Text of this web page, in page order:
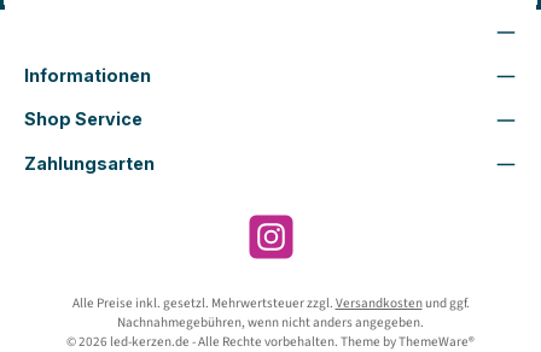
Informationen
Shop Service
Zahlungsarten
Instagram
Alle Preise inkl. gesetzl. Mehrwertsteuer zzgl. Versandkostenund ggf.
Nachnahmegebühren, wenn nicht anders angegeben.
© 2026 led-kerzen.de - Alle Rechte vorbehalten. Theme byThemeWare®